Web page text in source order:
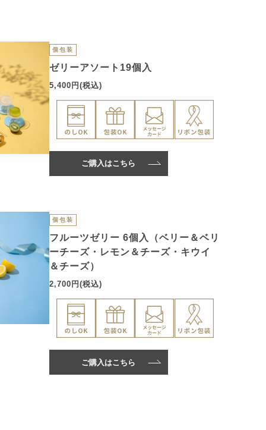
個包装
ゼリーアソート19個入
5,400円(税込)
ご購入はこちら
個包装
フルーツゼリー 6個入（ベリー＆ベリ
ーチーズ・レモン＆チーズ・キウイ
＆チーズ）
2,700円(税込)
ご購入はこちら